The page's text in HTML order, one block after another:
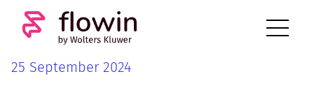
25 September 2024